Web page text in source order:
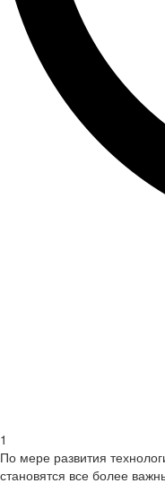
1
По мере развития
становятся все более